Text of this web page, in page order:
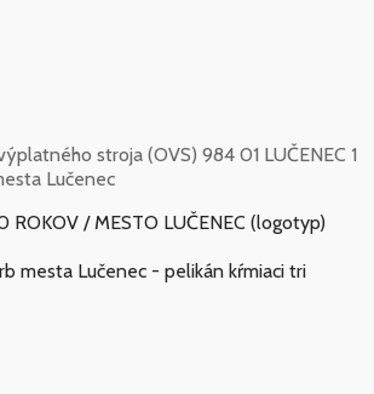
stroja (OVS) 984 01 LUČENEC 1
Lučenec
/ MESTO LUČENEC (logotyp)
mesta Lučenec - pelikán kŕmiaci tri